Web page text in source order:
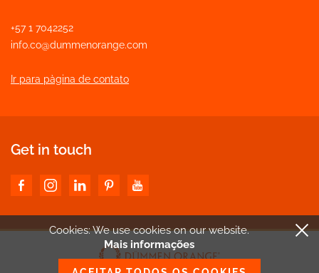
+57 1 7042252
info.co@dummenorange.com
Ir para pàgina de contato
Get in touch
Cookies: We use cookieson our website.
Mais informações